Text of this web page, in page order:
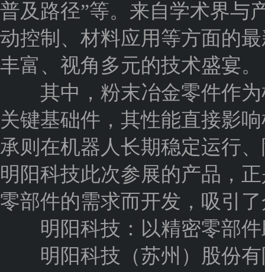
普及路径”等。来自学术界与
动控制、材料应用等方面的
丰富、视角多元的技术盛宴。
其中，粉末冶金零件作为
关键基础件，其性能直接影
承则在机器人长期稳定运行
明阳科技此次参展的产品，
零部件的需求而开发，吸引
明阳科技：以精密零部件
明阳科技（苏州）股份有